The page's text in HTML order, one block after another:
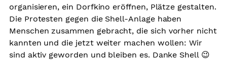
organisieren, ein Dorfkino eröffnen, Plätze gestalten.
Die Protesten gegen die Shell-Anlage haben
Menschen zusammen gebracht, die sich vorher nicht
kannten und die jetzt weiter machen wollen: Wir
sind aktiv geworden und bleiben es. Danke Shell 😉